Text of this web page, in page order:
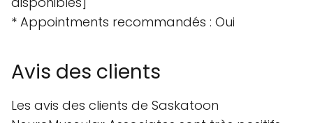
* Appointments recommandés : Oui
Avis des clients
Les avis des clients de Saskatoon